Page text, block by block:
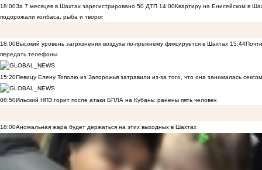
18:00За 7 месяцев в Шахтах зарегистрировано 50 ДТП 14:00Квартиру на Енисейском в
подорожали колбаса, рыба и творог
18:00Высокий уровень загрязнения воздуха по-прежнему фиксируется в Шахтах 15:44
передать телефоны
15:20Певицу Елену Тополю из Запорожья затравили из-за того, что она занималась
08:50Ильский НПЗ горит после атаки БПЛА на Кубань: ранены пять человек
18:00Аномальная жара будет держаться на этих выходных в Шахтах